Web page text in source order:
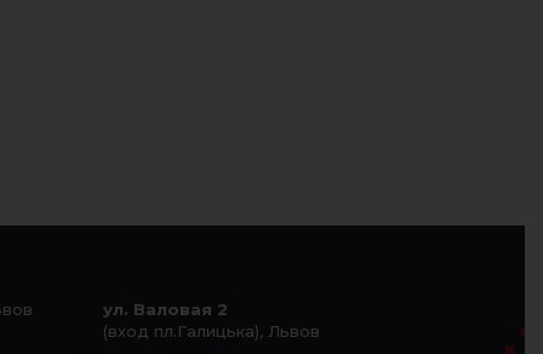
ул. Валовая 2
(вход пл.Галицька), Львов